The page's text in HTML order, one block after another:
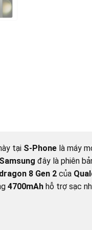
tại S-Phone là máy
Samsung đây là phiên
8 Gen 2 của
4700mAh hỗ trợ sạc